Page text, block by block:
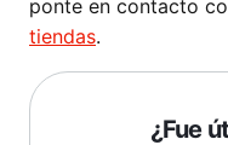
ponte en contacto
tiendas.
¿Fue